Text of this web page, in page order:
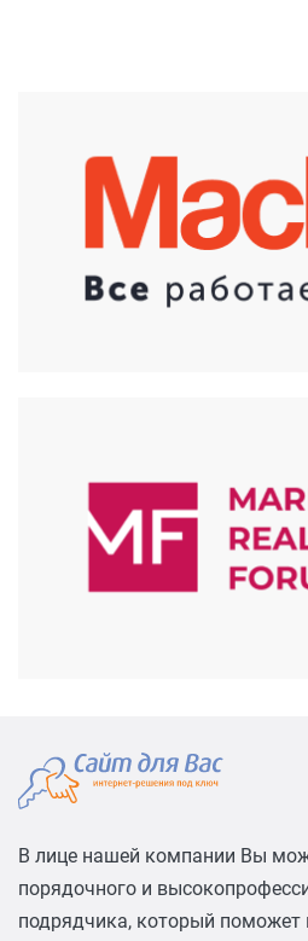
В лице нашей компании Вы
порядочного и
подрядчика, который поможет